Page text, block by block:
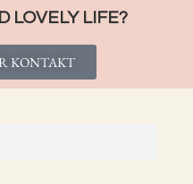
LOVELY LIFE?
KONTAKT